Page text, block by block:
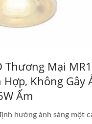
Thương Mại
Hợp, Không Gây
Ấm
hướng ánh sáng một